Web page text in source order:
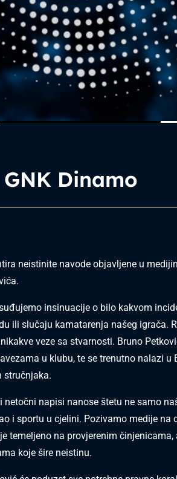
Dinamo
neistinite navode objavljene u
insinuacije o bilo kakvom
ili slučaju kamatarenja našeg igrača.
veze sa stvarnosti. Bruno
u klubu, te se trenutno nalazi u
stručnjaka.
napisi nanose štetu ne samo
i sportu u cjelini. Pozivamo medije na
temeljeno na provjerenim činjenicama,
koje šire neistinu.